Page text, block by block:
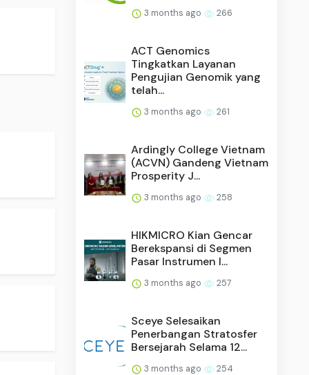
3 months ago 266
ACT Genomics
Tingkatkan Layanan
Pengujian Genomik yang
telah...
3 months ago 261
Ardingly College Vietnam
(ACVN) Gandeng Vietnam
Prosperity J...
3 months ago 258
HIKMICRO Kian Gencar
Berekspansi di Segmen
Pasar Instrumen I...
3 months ago 257
Sceye Selesaikan
Penerbangan Stratosfer
Bersejarah Selama 12...
3 months ago 254